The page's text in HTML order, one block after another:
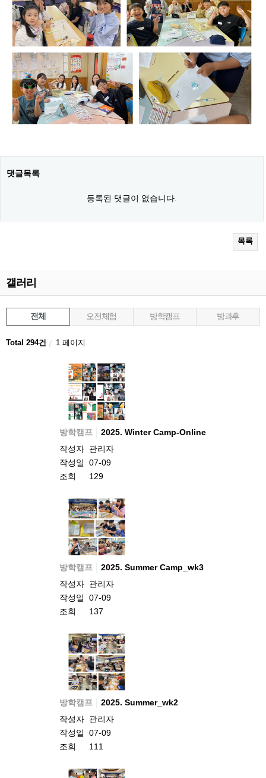
댓글목록
등록된 댓글이 없습니다.
목록
갤러리
전체 오전체험 방학캠프 방과후
Total 294건 1 페이지
방학캠프
2025. Winter Camp-Online
작성자 관리자
작성일
07-09
조회
129
방학캠프
2025. Summer Camp_wk3
작성자 관리자
작성일
07-09
조회
137
방학캠프
2025. Summer_wk2
작성자 관리자
작성일
07-09
조회
111